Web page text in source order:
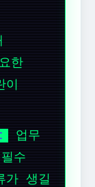
한
업무
수
가 생길